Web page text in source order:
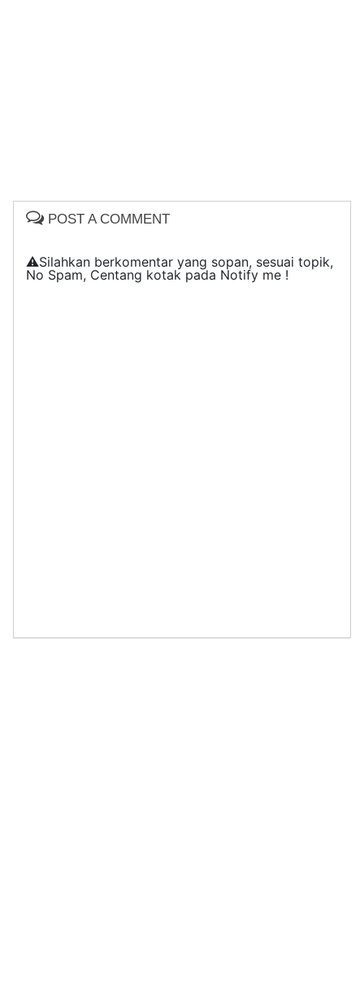
POST A COMMENT
⚠️Silahkan berkomentar yang sopan, sesuai topik,
No Spam, Centang kotak pada Notify me !